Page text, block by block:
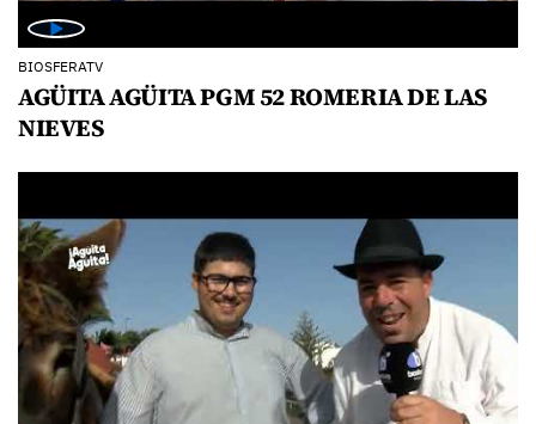
BIOSFERATV
AGÜITA AGÜITA PGM 52 ROMERIA DE LAS
NIEVES